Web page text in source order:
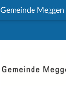
Gemeinde Meggen